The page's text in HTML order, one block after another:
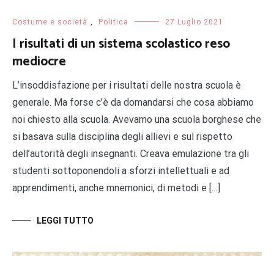
Costume e società Politica 27 Luglio 2021
I risultati di un sistema scolastico reso
mediocre
L’insoddisfazione per i risultati delle nostra scuola è
generale. Ma forse c’è da domandarsi che cosa abbiamo
noi chiesto alla scuola. Avevamo una scuola borghese che
si basava sulla disciplina degli allievi e sul rispetto
dell’autorità degli insegnanti. Creava emulazione tra gli
studenti sottoponendoli a sforzi intellettuali e ad
apprendimenti, anche mnemonici, di metodi e […]
LEGGI TUTTO